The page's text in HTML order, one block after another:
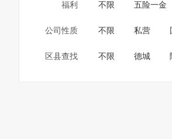
福利 不限 五险一金
公司性质 不限 私营
区县查找 不限 德城